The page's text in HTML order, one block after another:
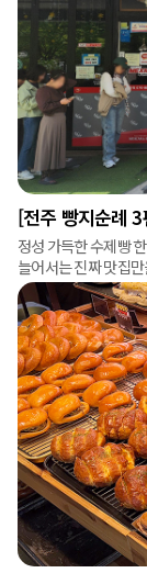
[전주 빵지순례
정성 가득한 수제빵
늘어서는 진짜 맛집